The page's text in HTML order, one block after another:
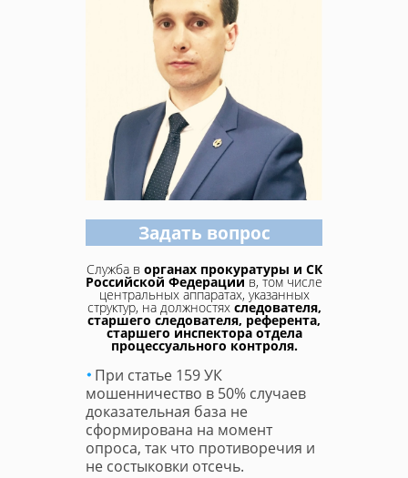
Задать вопрос
Служба в органах прокуратуры и СК
Российской Федерации в, том числе
центральных аппаратах, указанных
структур, на должностях следователя,
старшего следователя, референта,
старшего инспектора отдела
процессуального контроля.
При статье 159 УК
мошенничество в 50% случаев
доказательная база не
сформирована на момент
опроса, так что противоречия и
не состыковки отсечь.